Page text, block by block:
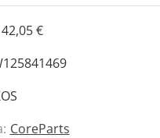
42,05 €
CoreParts